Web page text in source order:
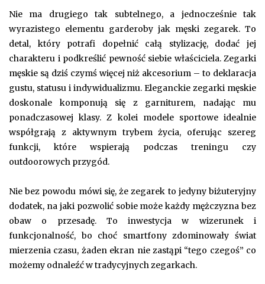
Nie ma drugiego tak subtelnego, a jednocześnie tak
wyrazistego elementu garderoby jak męski zegarek. To
detal, który potrafi dopełnić całą stylizację, dodać jej
charakteru i podkreślić pewność siebie właściciela. Zegarki
męskie są dziś czymś więcej niż akcesorium – to deklaracja
gustu, statusu i indywidualizmu. Eleganckie zegarki męskie
doskonale komponują się z garniturem, nadając mu
ponadczasowej klasy. Z kolei modele sportowe idealnie
współgrają z aktywnym trybem życia, oferując szereg
funkcji, które wspierają podczas treningu czy
outdoorowych przygód.
Nie bez powodu mówi się, że zegarek to jedyny biżuteryjny
dodatek, na jaki pozwolić sobie może każdy mężczyzna bez
obaw o przesadę. To inwestycja w wizerunek i
funkcjonalność, bo choć smartfony zdominowały świat
mierzenia czasu, żaden ekran nie zastąpi “tego czegoś” co
możemy odnaleźć w tradycyjnych zegarkach.